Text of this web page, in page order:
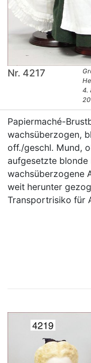
Nr. 4217
4.
Papiermaché-
wachsüberzogen,
off./geschl. Mund,
aufgesetzte
wachsüberzogene
weit herunter
Transportrisiko für